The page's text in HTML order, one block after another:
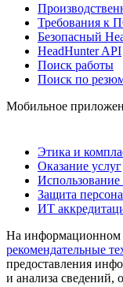
Требования к
Безопасный
HeadHunter API
Поиск работы
Поиск по
Мобильное
Этика и
Оказание услуг
Использование
Защита
ИТ
На информационном
рекомендательные
предоставления
и анализа сведений,